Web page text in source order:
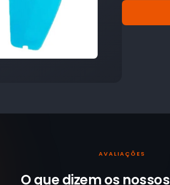
AVALIAÇÕES
O que dizem os nossos